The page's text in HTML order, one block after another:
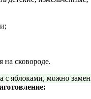
на сковороде.
с яблоками, можно